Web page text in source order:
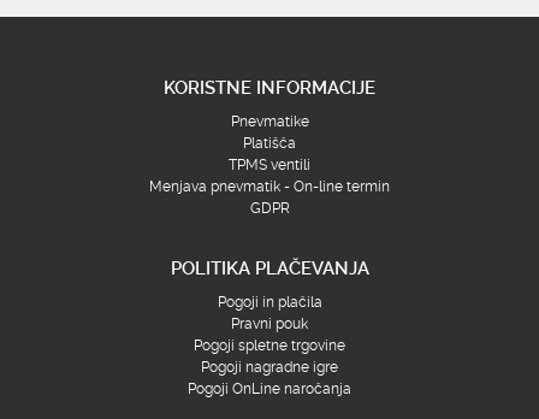
KORISTNE INFORMACIJE
Pnevmatike
Platišča
TPMS ventili
Menjava pnevmatik - On-line termin
GDPR
POLITIKA PLAČEVANJA
Pogoji in plačila
Pravni pouk
Pogoji spletne trgovine
Pogoji nagradne igre
Pogoji OnLine naročanja